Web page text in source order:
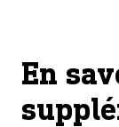
En